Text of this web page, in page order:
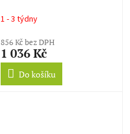
1 - 3 týdny
856 Kč bez DPH
1 036 Kč
Do košíku